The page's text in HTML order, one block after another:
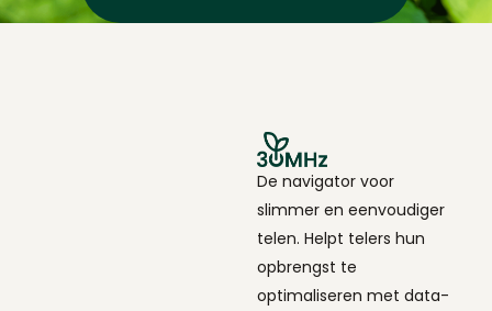
De navigator voor
slimmer en eenvoudiger
telen. Helpt telers hun
opbrengst te
optimaliseren met data-